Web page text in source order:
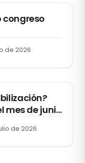
congreso
de 2026
mes de junio
Familia”
de 2026